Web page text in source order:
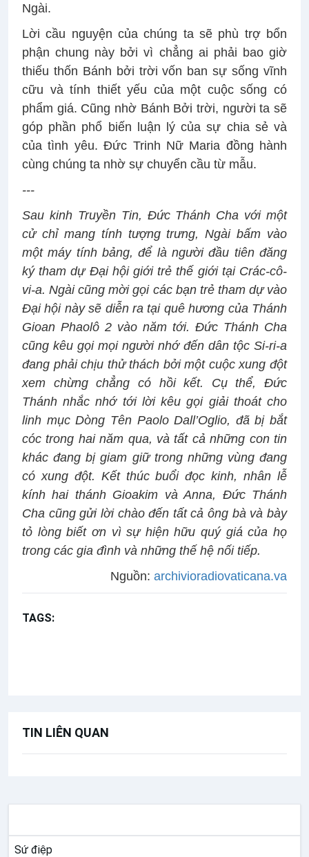
Ngài.
Lời cầu nguyện của chúng ta sẽ phù trợ bổn
phận chung này bởi vì chẳng ai phải bao giờ
thiếu thốn Bánh bởi trời vốn ban sự sống vĩnh
cữu và tính thiết yếu của một cuộc sống có
phẩm giá. Cũng nhờ Bánh Bởi trời, người ta sẽ
góp phần phổ biến luận lý của sự chia sẻ và
của tình yêu. Đức Trinh Nữ Maria đồng hành
cùng chúng ta nhờ sự chuyển cầu từ mẫu.
---
Sau kinh Truyền Tin, Đức Thánh Cha với một
cử chỉ mang tính tượng trưng, Ngài bấm vào
một máy tính bảng, để là người đầu tiên đăng
ký tham dự Đại hội giới trẻ thế giới tại Crác-cô-
vi-a. Ngài cũng mời gọi các bạn trẻ tham dự vào
Đại hội này sẽ diễn ra tại quê hương của Thánh
Gioan Phaolô 2 vào năm tới. Đức Thánh Cha
cũng kêu gọi mọi người nhớ đến dân tộc Si-ri-a
đang phải chịu thử thách bởi một cuộc xung đột
xem chừng chẳng có hồi kết. Cụ thể, Đức
Thánh nhắc nhớ tới lời kêu gọi giải thoát cho
linh mục Dòng Tên Paolo Dall’Oglio, đã bị bắt
cóc trong hai năm qua, và tất cả những con tin
khác đang bị giam giữ trong những vùng đang
có xung đột. Kết thúc buổi đọc kinh, nhân lễ
kính hai thánh Gioakim và Anna, Đức Thánh
Cha cũng gửi lời chào đến tất cả ông bà và bày
tỏ lòng biết ơn vì sự hiện hữu quý giá của họ
trong các gia đình và những thế hệ nối tiếp.
Nguồn: archivioradiovaticana.va
TAGS:
TIN LIÊN QUAN
Sứ điệp